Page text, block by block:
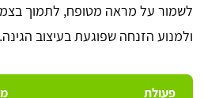
לשמור על מראה מטופח, לתמוך
ולמנוע הזנחה שפוגעת בעיצוב הגינה.
פעולת